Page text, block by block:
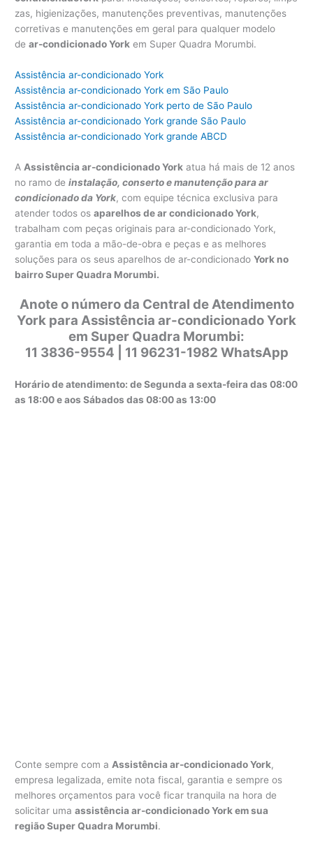
zas, higienizações, manutenções preventivas, manutenções
corretivas e manutenções em geral para qualquer modelo
dear-condicionado York em Super Quadra Morumbi.
Assistência ar-condicionado York
Assistência ar-condicionado York em São Paulo
Assistência ar-condicionado York perto de São Paulo
Assistência ar-condicionado York grande São Paulo
Assistência ar-condicionado York grande ABCD
A Assistência ar-condicionado York atua há mais de 12 anos
no ramo deinstalação, conserto e manutenção para ar
condicionado da York, com equipe técnica exclusiva para
atender todos osaparelhos de ar condicionado York,
trabalham com peças originais para ar-condicionado York,
garantia em toda a mão-de-obra e peças e as melhores
soluções para os seus aparelhos de ar-condicionadoYork no
bairro Super Quadra Morumbi.
Anote o número da Central de Atendimento
York para Assistência ar-condicionado York
em Super Quadra Morumbi:
11 3836-9554 | 11 96231-1982 WhatsApp
Horário de atendimento: de Segunda a sexta-feira das 08:00
as 18:00 e aos Sábados das 08:00 as 13:00
Conte sempre com a Assistência ar-condicionado York,
empresa legalizada, emite nota fiscal, garantia e sempre os
melhores orçamentos para você ficar tranquila na hora de
solicitar umaassistência ar-condicionado York em sua
região Super Quadra Morumbi.